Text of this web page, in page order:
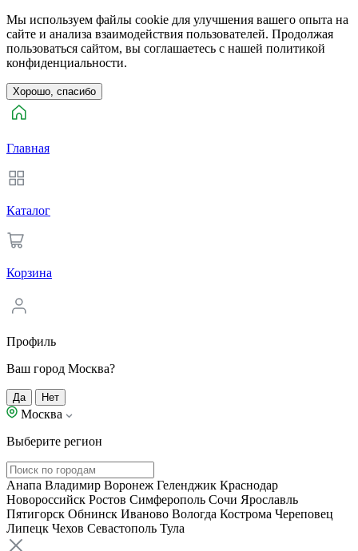
Мы используем файлы cookie для улучшения вашего опыта на
сайте и анализа взаимодействия пользователей. Продолжая
пользоваться сайтом, вы соглашаетесь с нашей политикой
конфиденциальности.
Хорошо, спасибо
Главная
Каталог
Корзина
Профиль
Ваш город Москва?
Да Нет
Москва
Выберите регион
Анапа Владимир Воронеж Геленджик Краснодар
Новороссийск Ростов Симферополь Сочи Ярославль
Пятигорск Обнинск Иваново Вологда Кострома Череповец
Липецк Чехов Севастополь Тула